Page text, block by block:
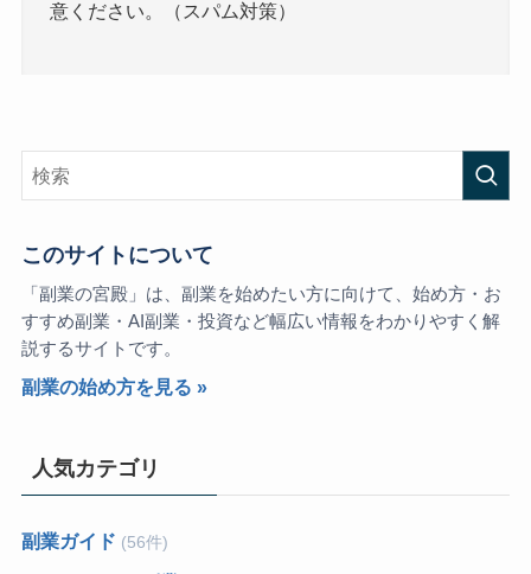
意ください。（スパム対策）
このサイトについて
「副業の宮殿」は、副業を始めたい方に向けて、始め方・お
すすめ副業・AI副業・投資など幅広い情報をわかりやすく解
説するサイトです。
副業の始め方を見る »
人気カテゴリ
副業ガイド (56件)